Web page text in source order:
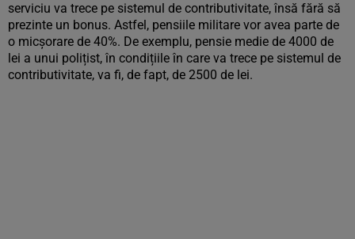
serviciu va trece pe sistemul de contributivitate, însă fără să
prezinte un bonus. Astfel, pensiile militare vor avea parte de
o micșorare de 40%. De exemplu, pensie medie de 4000 de
lei a unui polițist, în condițiile în care va trece pe sistemul de
contributivitate, va fi, de fapt, de 2500 de lei.